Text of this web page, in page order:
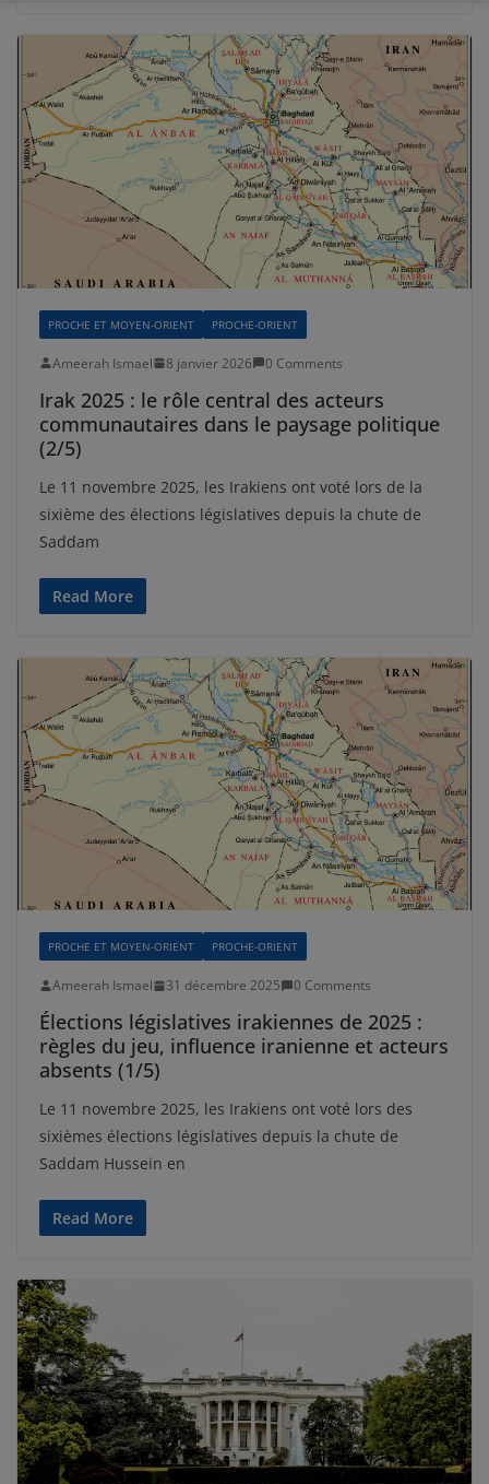
PROCHE ET MOYEN-ORIENT PROCHE-ORIENT
Ameerah Ismael 8 janvier 2026 0 Comments
Irak 2025 : le rôle central des acteurs
communautaires dans le paysage politique
(2/5)
Le 11 novembre 2025, les Irakiens ont voté lors de la
sixième des élections législatives depuis la chute de
Saddam
Read More
PROCHE ET MOYEN-ORIENT PROCHE-ORIENT
Ameerah Ismael 31 décembre 2025 0 Comments
Élections législatives irakiennes de 2025 :
règles du jeu, influence iranienne et acteurs
absents (1/5)
Le 11 novembre 2025, les Irakiens ont voté lors des
sixièmes élections législatives depuis la chute de
Saddam Hussein en
Read More